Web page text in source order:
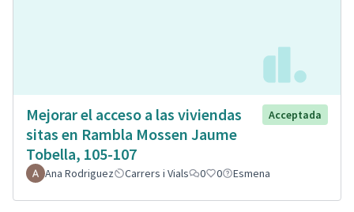
Mejorar el acceso a las viviendas
sitas en Rambla Mossen Jaume
Tobella, 105-107
Acceptada
Ana Rodriguez Carrers i Vials 0 0 Esmena